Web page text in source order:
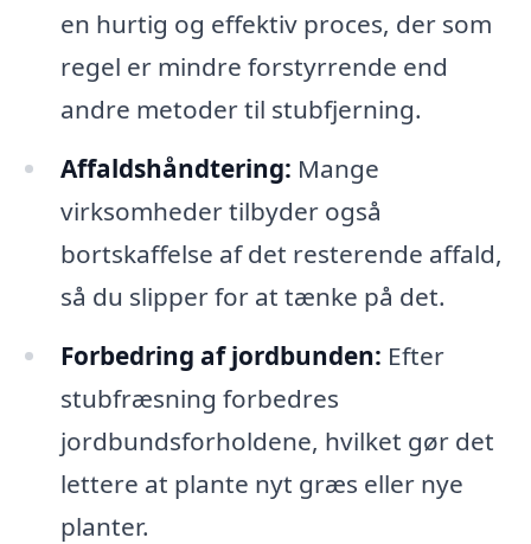
en hurtig og effektiv proces, der som
regel er mindre forstyrrende end
andre metoder til stubfjerning.
Affaldshåndtering: Mange
virksomheder tilbyder også
bortskaffelse af det resterende affald,
så du slipper for at tænke på det.
Forbedring af jordbunden: Efter
stubfræsning forbedres
jordbundsforholdene, hvilket gør det
lettere at plante nyt græs eller nye
planter.